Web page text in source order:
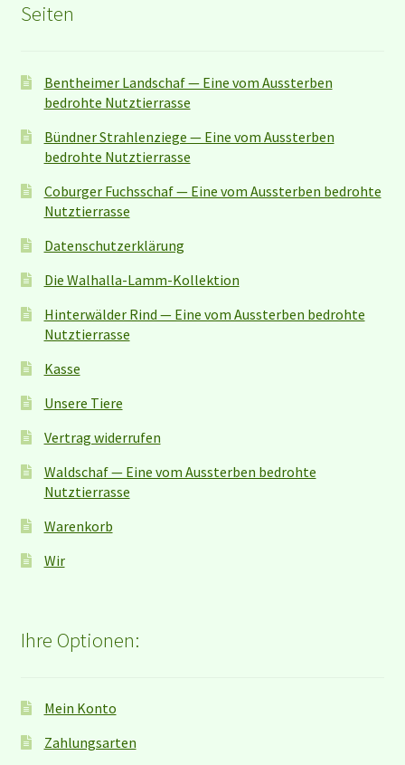
Seiten
Bentheimer Landschaf — Eine vom Aussterben
bedrohte Nutztierrasse
Bündner Strahlenziege — Eine vom Aussterben
bedrohte Nutztierrasse
Coburger Fuchsschaf — Eine vom Aussterben bedrohte
Nutztierrasse
Datenschutzerklärung
Die Walhalla-Lamm-Kollektion
Hinterwälder Rind — Eine vom Aussterben bedrohte
Nutztierrasse
Kasse
Unsere Tiere
Vertrag widerrufen
Waldschaf — Eine vom Aussterben bedrohte
Nutztierrasse
Warenkorb
Wir
Ihre Optionen:
Mein Konto
Zahlungsarten